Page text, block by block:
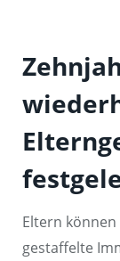
Eltern
gestaffelte